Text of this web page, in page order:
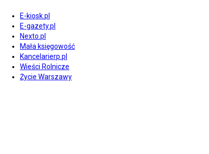
E-kiosk.pl
E-gazety.pl
Nexto.pl
Mała księgowość
Kancelarierp.pl
Wieści Rolnicze
Życie Warszawy